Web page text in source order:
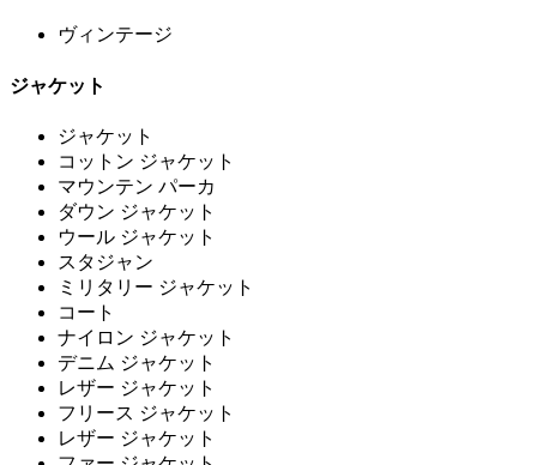
ヴィンテージ
ジャケット
ジャケット
コットン ジャケット
マウンテン パーカ
ダウン ジャケット
ウール ジャケット
スタジャン
ミリタリー ジャケット
コート
ナイロン ジャケット
デニム ジャケット
レザー ジャケット
フリース ジャケット
レザー ジャケット